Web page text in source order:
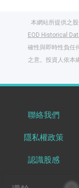
本網站所提供之
EOD Historical
確性與即時性負任
之意。投資人依本
聯絡我們
隱私權政策
認識股感